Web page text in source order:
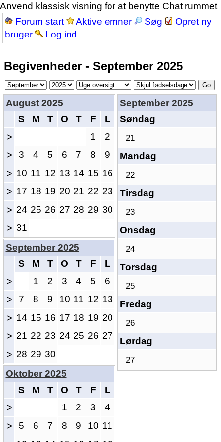
Anvend klassisk visning for at benytte Chat rummet
Forum start
Aktive emner Søg
Opret ny
bruger
Log ind
Begivenheder - September 2025
August 2025
S
M T O T F L
> 1 2
> 3 4 5 6 7 8 9
> 10 11 12 13 14 15 16
> 17 18 19 20 21 22 23
> 24 25 26 27 28 29 30
> 31
September 2025
Søndag
21
Mandag
22
Tirsdag
23
Onsdag
24
Torsdag
25
Fredag
26
Lørdag
27
September 2025
S
M T O T F L
> 1 2 3 4 5 6
> 7 8 9 10 11 12 13
> 14 15 16 17 18 19 20
> 21 22 23 24 25 26 27
> 28 29 30
Oktober 2025
S
M T O T F L
> 1 2 3 4
> 5 6 7 8 9 10 11